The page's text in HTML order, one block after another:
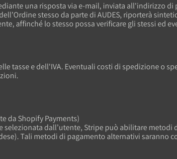
una risposta via e-mail, inviata all'indirizzo
stesso da parte di AUDES, riporterà
affinché lo stesso possa verificare gli stessi ed
tasse e dell'IVA. Eventuali costi di spedizione o
da Shopify Payments)
dall’utente, Stripe può abilitare
Tali metodi di pagamento alternativi saranno